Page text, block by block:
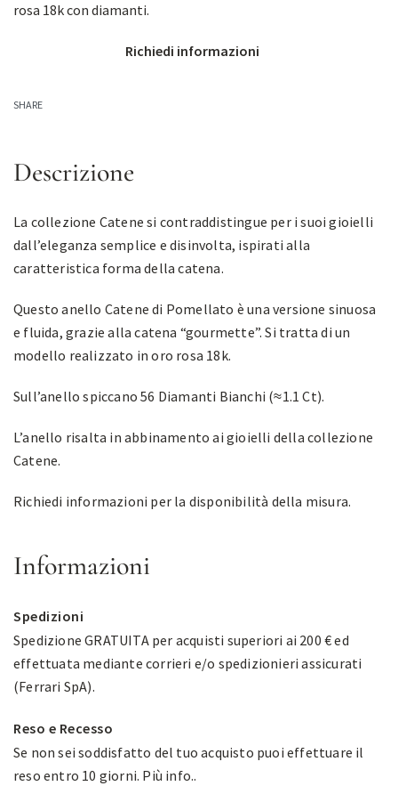
rosa 18k con diamanti.
Richiedi informazioni
SHARE
Descrizione
La collezione Catene si contraddistingue per i suoi gioielli
dall’eleganza semplice e disinvolta, ispirati alla
caratteristica forma della catena.
Questo anello Catene di Pomellato è una versione sinuosa
e fluida, grazie alla catena “gourmette”. Si tratta di un
modello realizzato in oro rosa 18k.
Sull’anello spiccano 56 Diamanti Bianchi (≈1.1 Ct).
L’anello risalta in abbinamento ai gioielli della collezione
Catene.
Richiedi informazioni per la disponibilità della misura.
Informazioni
Spedizioni
Spedizione GRATUITA per acquisti superiori ai 200 € ed
effettuata mediante corrieri e/o spedizionieri assicurati
(Ferrari SpA).
Reso e Recesso
Se non sei soddisfatto del tuo acquisto puoi effettuare il
reso entro 10 giorni. Più info..